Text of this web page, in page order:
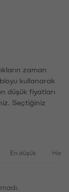
zaman
kullanarak
düşük fiyatları
Seçtiğiniz
En düşük